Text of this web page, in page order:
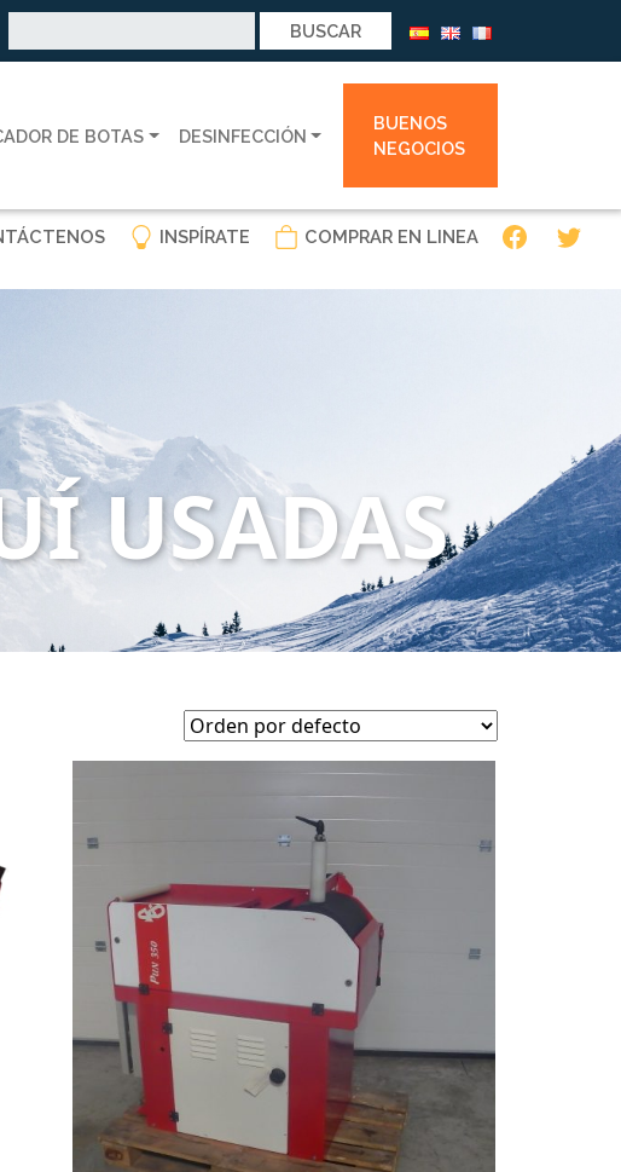
DE BOTAS DESINFECCIÓN
BUENOS
NEGOCIOS
INSPÍRATE COMPRAR EN LINEA
USADAS